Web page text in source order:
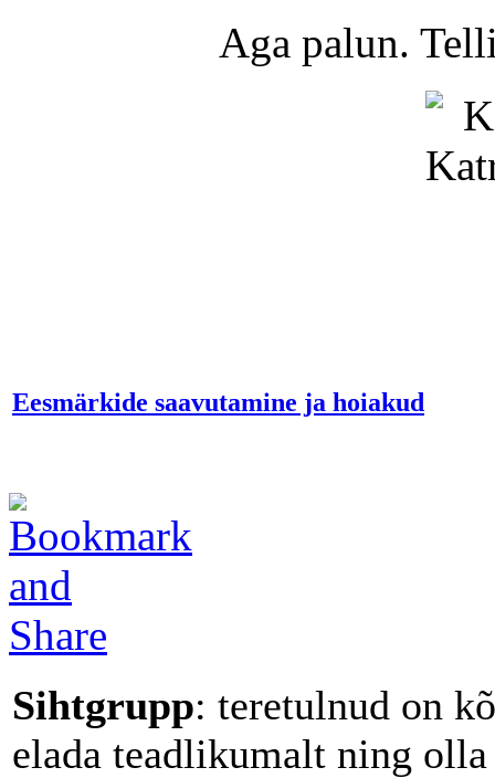
Aga palun.
Eesmärkide saavutamine ja hoiakud
Sihtgrupp: teretulnud on
elada teadlikumalt ning